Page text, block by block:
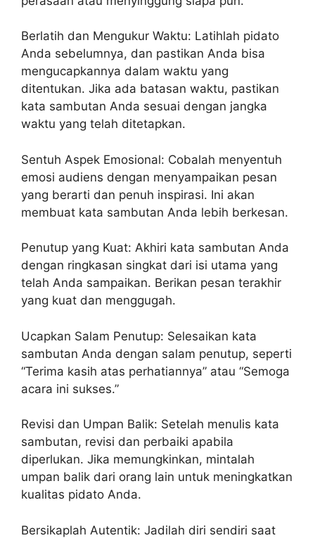
Berlatih dan Mengukur Waktu: Latihlah pidato
Anda sebelumnya, dan pastikan Anda bisa
mengucapkannya dalam waktu yang
ditentukan. Jika ada batasan waktu, pastikan
kata sambutan Anda sesuai dengan jangka
waktu yang telah ditetapkan.
Sentuh Aspek Emosional: Cobalah menyentuh
emosi audiens dengan menyampaikan pesan
yang berarti dan penuh inspirasi. Ini akan
membuat kata sambutan Anda lebih berkesan.
Penutup yang Kuat: Akhiri kata sambutan Anda
dengan ringkasan singkat dari isi utama yang
telah Anda sampaikan. Berikan pesan terakhir
yang kuat dan menggugah.
Ucapkan Salam Penutup: Selesaikan kata
sambutan Anda dengan salam penutup, seperti
“Terima kasih atas perhatiannya” atau “Semoga
acara ini sukses.”
Revisi dan Umpan Balik: Setelah menulis kata
sambutan, revisi dan perbaiki apabila
diperlukan. Jika memungkinkan, mintalah
umpan balik dari orang lain untuk meningkatkan
kualitas pidato Anda.
Bersikaplah Autentik: Jadilah diri sendiri saat